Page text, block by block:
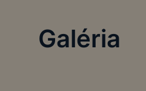
Galéria